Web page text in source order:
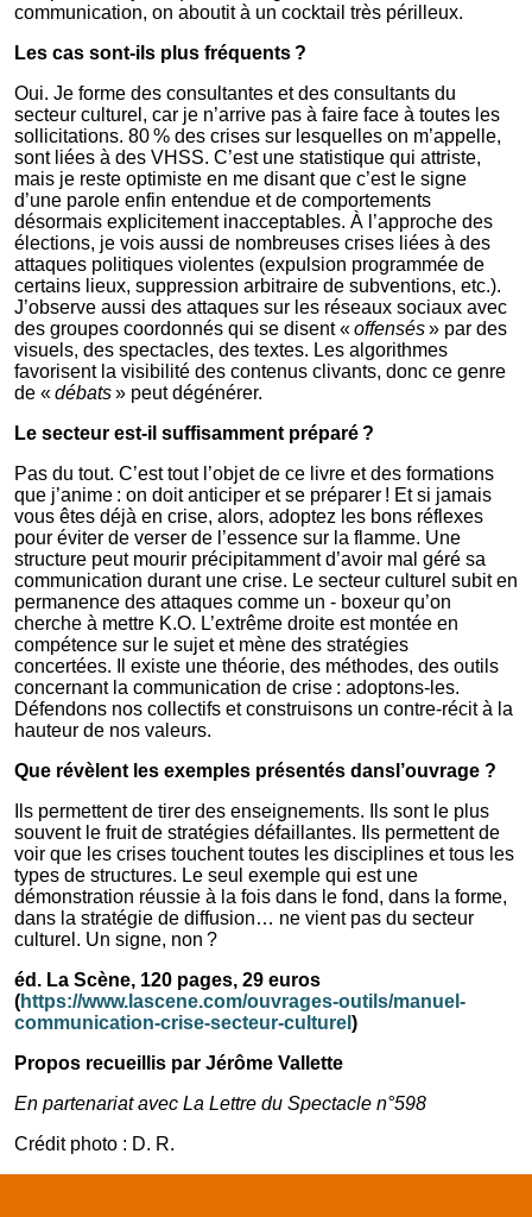
communication, on aboutit à un cocktail très périlleux.
Les cas sont-ils plus fréquents ?
Oui. Je forme des consultantes et des consultants du
secteur culturel, car je n’arrive pas à faire face à toutes les
sollicitations. 80 % des crises sur lesquelles on m’appelle,
sont liées à des VHSS. C’est une statistique qui attriste,
mais je reste optimiste en me disant que c’est le signe
d’une parole enfin entendue et de comportements
désormais explicitement inacceptables. À l’approche des
élections, je vois aussi de nombreuses crises liées à des
attaques politiques violentes (expulsion programmée de
certains lieux, suppression arbitraire de subventions, etc.).
J’observe aussi des attaques sur les réseaux sociaux avec
des groupes coordonnés qui se disent «offensés» par des
visuels, des spectacles, des textes. Les algorithmes
favorisent la visibilité des contenus clivants, donc ce genre
de «débats» peut dégénérer.
Le secteur est-il suffisamment préparé ?
Pas du tout. C’est tout l’objet de ce livre et des formations
que j’anime : on doit anticiper et se préparer ! Et si jamais
vous êtes déjà en crise, alors, adoptez les bons réflexes
pour éviter de verser de l’essence sur la flamme. Une
structure peut mourir précipitamment d’avoir mal géré sa
communication durant une crise. Le secteur culturel subit en
permanence des attaques comme un - boxeur qu’on
cherche à mettre K.O. L’extrême droite est montée en
compétence sur le sujet et mène des stratégies
concertées. Il existe une théorie, des méthodes, des outils
concernant la communication de crise : adoptons-les.
Défendons nos collectifs et construisons un contre-récit à la
hauteur de nos valeurs.
Que révèlent les exemples présentés dansl’ouvrage ?
Ils permettent de tirer des enseignements. Ils sont le plus
souvent le fruit de stratégies défaillantes. Ils permettent de
voir que les crises touchent toutes les disciplines et tous les
types de structures. Le seul exemple qui est une
démonstration réussie à la fois dans le fond, dans la forme,
dans la stratégie de diffusion… ne vient pas du secteur
culturel. Un signe, non ?
éd. La Scène, 120 pages, 29 euros
(https://www.lascene.com/ouvrages-outils/manuel-
communication-crise-secteur-culturel )
Propos recueillis par Jérôme Vallette
En partenariat avec La Lettre du Spectacle n°598
Crédit photo : D. R.